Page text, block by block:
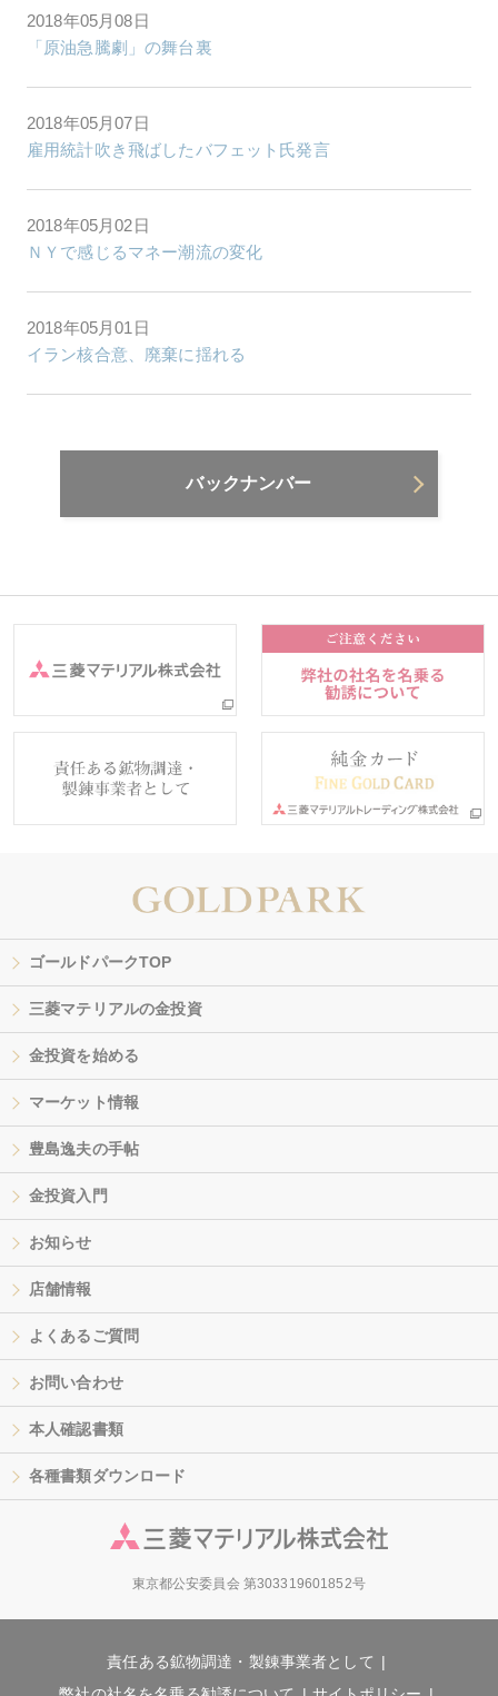
2018年05月08日
「原油急騰劇」の舞台裏
2018年05月07日
雇用統計吹き飛ばしたバフェット氏発言
2018年05月02日
ＮＹで感じるマネー潮流の変化
2018年05月01日
イラン核合意、廃棄に揺れる
バックナンバー
ゴールドパークTOP
三菱マテリアルの金投資
金投資を始める
マーケット情報
豊島逸夫の手帖
金投資入門
お知らせ
店舗情報
よくあるご質問
お問い合わせ
本人確認書類
各種書類ダウンロード
東京都公安委員会 第303319601852号
責任ある鉱物調達・製錬事業者として